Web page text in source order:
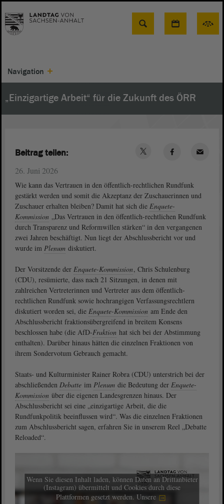
Suche
Navigation
„Einzigartige Arbeit“ für die Zukunft des ÖRR
26. Juni 2026
Wie kann das Vertrauen in den öffentlich-rechtlichen Rundfunk
gestärkt werden und somit die Akzeptanz der Zuschauerinnen und
Zuschauer erhalten bleiben? Damit hat sich die Enquete-
Kommission „Das Vertrauen in den öffentlich-rechtlichen Rundfunk
durch Transparenz und Reformwillen stärken“ in den vergangenen
zwei Jahren beschäftigt. Nun liegt der Abschlussbericht vor und
wurde im Plenum diskutiert.
Der Vorsitzende der Enquete-Kommission, Chris Schulenburg
(CDU), resümierte, dass nach 21 Sitzungen, in denen mit
zahlreichen Vertreterinnen und Vertreter aus dem öffentlich-
rechtlichen Rundfunk sowie hochrangigen Verfassungsrechtlern
diskutiert worden sei, die Enquete-Kommission am Ende den
Abschlussbericht fraktionsübergreifend in breitem Konsens
beschlossen habe (die AfD-Fraktion hat sich bei der Abstimmung
enthalten). Darüber hinaus hätten die einzelnen Fraktionen von
ihrem Sondervotum Gebrauch gemacht.
Staats- und Kulturminister Rainer Robra (CDU) unterstrich bei der
abschließenden Debatte im Plenum die Bedeutung der Enquete-
Kommission über die eigenen Landesgrenzen hinaus. Der
Abschlussbericht sei eine „einzigartige Arbeit, die die
Rundfunkpolitik beeinflussen wird“. Was die einzelnen Fraktionen
zum Abschlussbericht sagen, erfahren Sie in unserem Reel „Debatte
Reloaded“.
Wenn Sie diesen Inhalt laden, können Daten an Drittanbieter
(Instagram) übermittelt und Cookies durch diese
Plattformen gesetzt werden. Unsere
Beitrag teilen: